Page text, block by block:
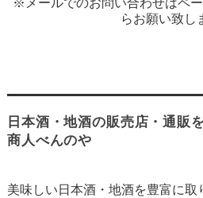
※メールでのお問い合わせはペ
らお願い致し
日本酒・地酒の販売店・通販
商人べんのや
美味しい日本酒・地酒を豊富に取